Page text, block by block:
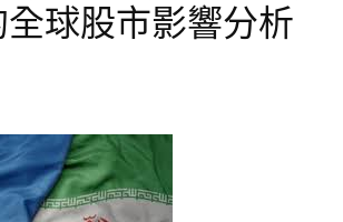
球股市影響分析